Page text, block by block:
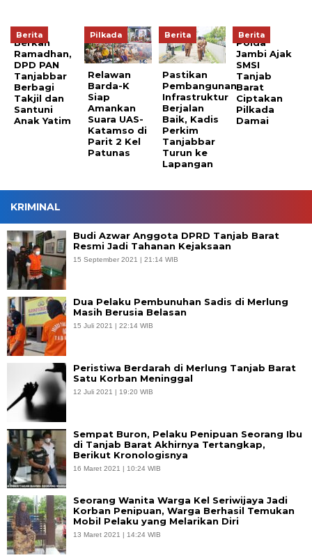
Berita
Berkah
Ramadhan,
DPD PAN
Tanjabbar
Berbagi
Takjil dan
Santuni
Anak Yatim
Pilkada
Relawan
Barda-K
Siap
Amankan
Suara UAS-
Katamso di
Parit 2 Kel
Patunas
Berita
Pastikan
Pembangunan
Infrastruktur
Berjalan
Baik, Kadis
Perkim
Tanjabbar
Turun ke
Lapangan
Berita
Polda
Jambi Ajak
SMSI
Tanjab
Barat
Ciptakan
Pilkada
Damai
KRIMINAL
Budi Azwar Anggota DPRD Tanjab Barat
Resmi Jadi Tahanan Kejaksaan
15 September 2021 | 21:14 WIB
Dua Pelaku Pembunuhan Sadis di Merlung
Masih Berusia Belasan
15 Juli 2021 | 22:14 WIB
Peristiwa Berdarah di Merlung Tanjab Barat
Satu Korban Meninggal
12 Juli 2021 | 19:20 WIB
Sempat Buron, Pelaku Penipuan Seorang Ibu
di Tanjab Barat Akhirnya Tertangkap,
Berikut Kronologisnya
16 Maret 2021 | 10:24 WIB
Seorang Wanita Warga Kel Seriwijaya Jadi
Korban Penipuan, Warga Berhasil Temukan
Mobil Pelaku yang Melarikan Diri
13 Maret 2021 | 14:24 WIB